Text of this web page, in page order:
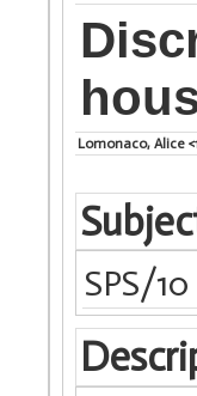
Lomonaco, Alice
SPS/